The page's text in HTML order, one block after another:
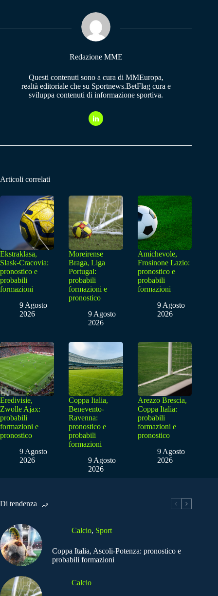
pp m
Redazione MME
Questi contenuti sono a cura di MMEuropa,
realtà editoriale che su Sportnews.BetFlag cura e
sviluppa contenuti di informazione sportiva.
Articoli correlati
Ekstraklasa,
Slask-Cracovia:
pronostico e
probabili
formazioni
9 Agosto
2026
Moreirense
Braga, Liga
Portugal:
probabili
formazioni e
pronostico
9 Agosto
2026
Amichevole,
Frosinone Lazio:
pronostico e
probabili
formazioni
9 Agosto
2026
Eredivisie,
Zwolle Ajax:
probabili
formazioni e
pronostico
9 Agosto
2026
Coppa Italia,
Benevento-
Ravenna:
pronostico e
probabili
formazioni
9 Agosto
2026
Arezzo Brescia,
Coppa Italia:
probabili
formazioni e
pronostico
9 Agosto
2026
Di tendenza
Calcio, Sport
Coppa Italia, Ascoli-Potenza: pronostico e
probabili formazioni
Calcio